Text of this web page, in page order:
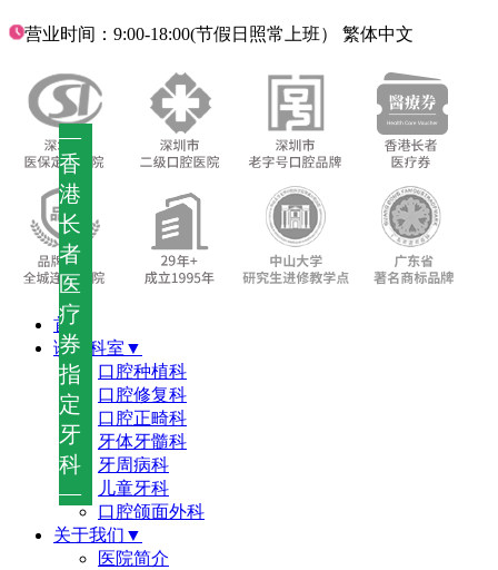
—
香
港
长
者
医
疗
券
指
定
牙
科
—
营业时间：9:00-18:00(节假日照常上班） 繁体中文
首页
诊疗科室▼
口腔种植科
口腔修复科
口腔正畸科
牙体牙髓科
牙周病科
儿童牙科
口腔颌面外科
关于我们▼
医院简介